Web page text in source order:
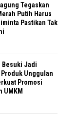
Tegaskan
Putih Harus
Pastikan Tak
Besuki Jadi
Produk Unggulan
Promosi
UMKM